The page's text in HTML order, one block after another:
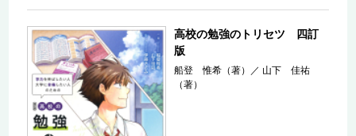
高校の勉強のトリセツ 四訂
版
船登 惟希（著） ／ 山下 佳祐
（著）